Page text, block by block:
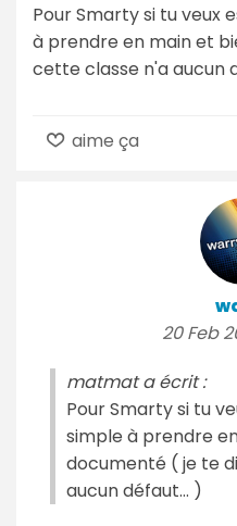
Pour Smarty si tu veux
à prendre en main et
cette classe n'a aucun
aime ça
20 Feb
matmat a écrit :
Pour Smarty si tu
simple à prendre
documenté ( je te
aucun défaut... )